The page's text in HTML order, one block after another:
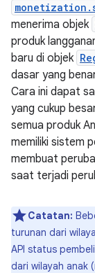
menerima objek
produk
baru di objek
dasar yang
Cara ini dapat
yang cukup
semua produk
memiliki sistem
membuat
saat terjadi
Catatan:
turunan dari
API status
dari wilayah anak